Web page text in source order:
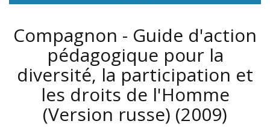
Compagnon - Guide d'action
pédagogique pour la
diversité, la participation et
les droits de l'Homme
(Version russe) (2009)